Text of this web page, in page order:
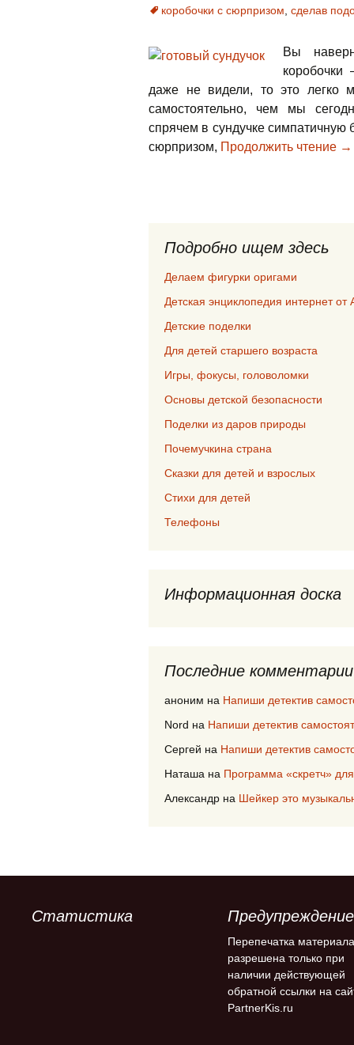
коробочки с сюрпризом сделав
Вы
коробочки
даже не видели, то это легко
самостоятельно, чем мы
спрячем в сундучке симпатичную
сюрпризом, Продолжить чтение →
Подробно ищем здесь
Делаем фигурки оригами
Детская энциклопедия интернет от
Детские поделки
Для детей старшего возраста
Игры, фокусы, головоломки
Основы детской безопасности
Поделки из даров природы
Почемучкина страна
Сказки для детей и взрослых
Стихи для детей
Телефоны
Информационная доска
Последние комментарии
аноним на Напиши детектив
Nord на Напиши детектив
Сергей на Напиши детектив
Наташа на Программа «скретч»
Александр на Шейкер это
Статистика Предупреждение
Перепечатка материала
разрешена только при
наличии действующей
обратной ссылки на
PartnerKis.ru